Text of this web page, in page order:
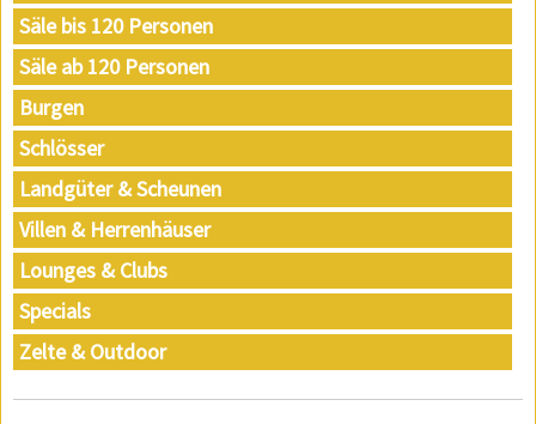
Säle bis 120 Personen
Säle ab 120 Personen
Burgen
Schlösser
Landgüter & Scheunen
Villen & Herrenhäuser
Lounges & Clubs
Specials
Zelte & Outdoor